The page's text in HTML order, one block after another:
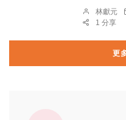
林獻元
1 分享
更